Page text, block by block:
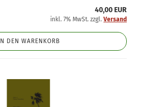
40,00 EUR
inkl. 7% MwSt. zzgl. Versand
IN DEN WARENKORB